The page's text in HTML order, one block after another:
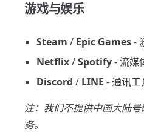
游戏与娱乐
Steam / Epic Games-
Netflix/Spotify- 流媒
Discord / LINE - 通讯工
注：我们不提供中国大陆
务。